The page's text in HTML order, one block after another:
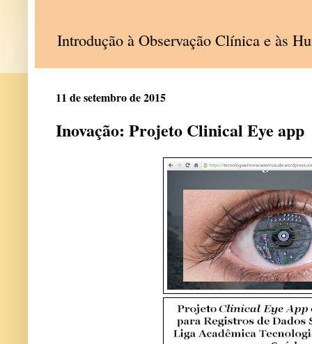
Introdução à Observação Clínica e às
11 de setembro de 2015
Inovação: Projeto Clinical Eye app